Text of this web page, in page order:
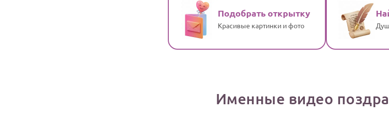
Подобрать открытку
Красивые картинки и фото
Именные видео